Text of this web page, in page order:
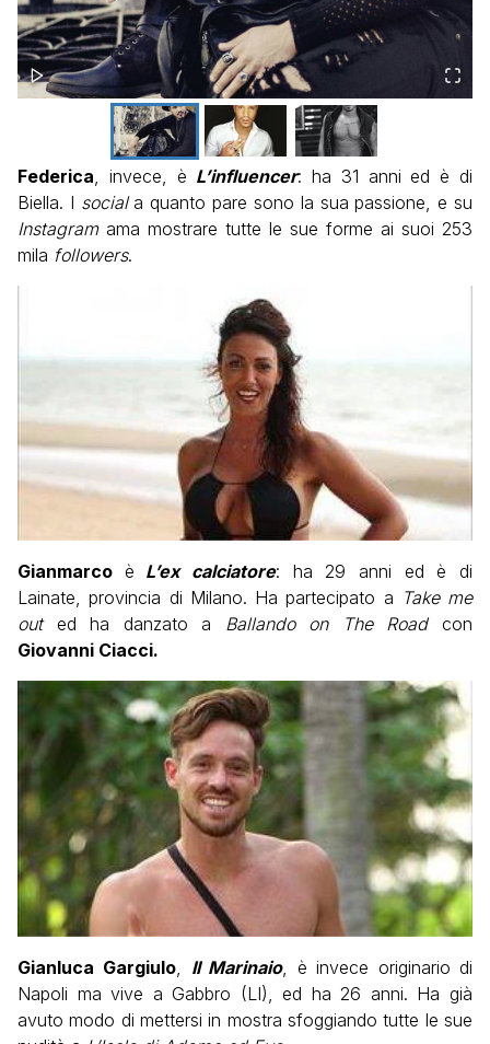
Federica, invece, è L’influencer: ha 31 anni ed è di
Biella. I sociala quanto pare sono la sua passione, e su
Instagram ama mostrare tutte le sue forme ai suoi 253
mila followers.
Gianmarco è L’ex calciatore: ha 29 anni ed è di
Lainate, provincia di Milano. Ha partecipato a Take me
outed ha danzato a Ballando on The Roadcon
Giovanni Ciacci.
Gianluca Gargiulo, Il Marinaio, è invece originario di
Napoli ma vive a Gabbro (LI), ed ha 26 anni. Ha già
avuto modo di mettersi in mostra sfoggiando tutte le sue